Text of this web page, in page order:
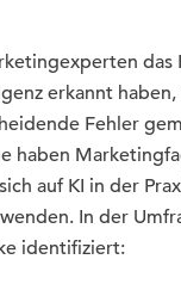
das
erkannt
Fehler
haben
auf KI in der
In der
identifiziert: